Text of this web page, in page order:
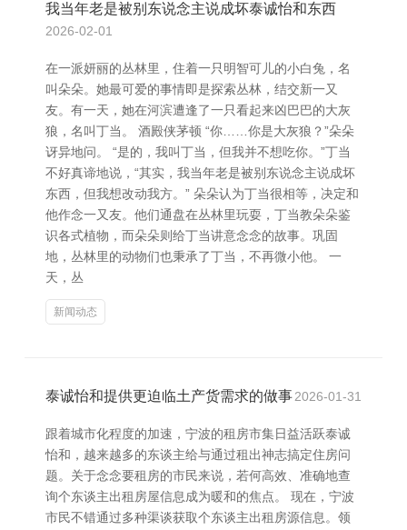
我当年老是被别东说念主说成坏泰诚怡和东西
2026-02-01
在一派妍丽的丛林里，住着一只明智可儿的小白兔，名
叫朵朵。她最可爱的事情即是探索丛林，结交新一又
友。有一天，她在河滨遭逢了一只看起来凶巴巴的大灰
狼，名叫丁当。 酒殿侠茅顿 “你……你是大灰狼？”朵朵
讶异地问。 “是的，我叫丁当，但我并不想吃你。”丁当
不好真谛地说，“其实，我当年老是被别东说念主说成坏
东西，但我想改动我方。” 朵朵认为丁当很相等，决定和
他作念一又友。他们通盘在丛林里玩耍，丁当教朵朵鉴
识各式植物，而朵朵则给丁当讲意念念的故事。巩固
地，丛林里的动物们也秉承了丁当，不再微小他。 一
天，丛
新闻动态
泰诚怡和提供更迫临土产货需求的做事2026-01-31
跟着城市化程度的加速，宁波的租房市集日益活跃泰诚
怡和，越来越多的东谈主给与通过租出神志搞定住房问
题。关于念念要租房的市民来说，若何高效、准确地查
询个东谈主出租房屋信息成为暖和的焦点。 现在，宁波
市民不错通过多种渠谈获取个东谈主出租房源信息。领